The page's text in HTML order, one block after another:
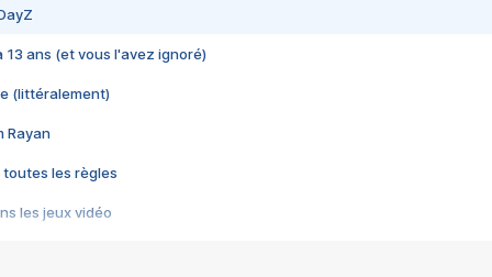
13 ans (et vous l'avez ignoré)
(littéralement)
Rayan
toutes les règles
les jeux vidéo